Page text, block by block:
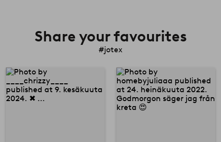
Share your favourites
#jotex